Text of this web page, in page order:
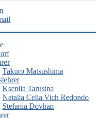
Takuro Matsushima
Kseniia Tarusina
Natalia Celia Vich Redondo
Stefania Dovhan